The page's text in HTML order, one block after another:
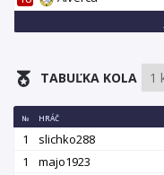
TABUĽKA KOLA
№ HRÁČ
1 slichko288
1
majo1923